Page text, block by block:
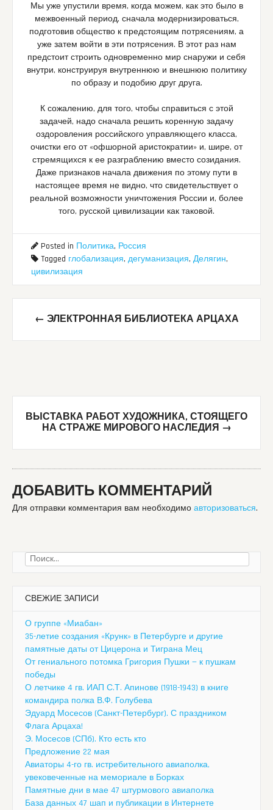
Мы уже упустили время, когда можем, как это было в
межвоенный период, сначала модернизироваться,
подготовив общество к предстоящим потрясениям, а
уже затем войти в эти потрясения. В этот раз нам
предстоит строить одновременно мир снаружи и себя
внутри, конструируя внутреннюю и внешнюю политику
по образу и подобию друг друга.
К сожалению, для того, чтобы справиться с этой
задачей, надо сначала решить коренную задачу
оздоровления российского управляющего класса,
очистки его от «офшорной аристократии» и, шире, от
стремящихся к ее разграблению вместо созидания.
Даже признаков начала движения по этому пути в
настоящее время не видно, что свидетельствует о
реальной возможности уничтожения России и, более
того, русской цивилизации как таковой.
Posted in Политика, Россия
Tagged глобализация, дегуманизация, Делягин,
цивилизация
Post
navigation
← ЭЛЕКТРОННАЯ БИБЛИОТЕКА АРЦАХА
ВЫСТАВКА РАБОТ ХУДОЖНИКА, СТОЯЩЕГО
НА СТРАЖЕ МИРОВОГО НАСЛЕДИЯ →
ДОБАВИТЬ КОММЕНТАРИЙ
Для отправки комментария вам необходимо авторизоваться.
Найти:
СВЕЖИЕ ЗАПИСИ
О группе «Миабан»
35-летие создания «Крунк» в Петербурге и другие
памятные даты от Цицерона и Тиграна Мец
От гениального потомка Григория Пушки — к пушкам
победы
О летчике 4 гв. ИАП С.Т. Апинове (1918-1943) в книге
командира полка В.Ф. Голубева
Эдуард Мосесов (Санкт-Петербург). С праздником
Флага Арцаха!
Э. Мосесов (СПб). Кто есть кто
Предложение 22 мая
Авиаторы 4-го гв. истребительного авиаполка,
увековеченные на мемориале в Борках
Памятные дни в мае 47 штурмового авиаполка
База данных 47 шап и публикации в Интернете